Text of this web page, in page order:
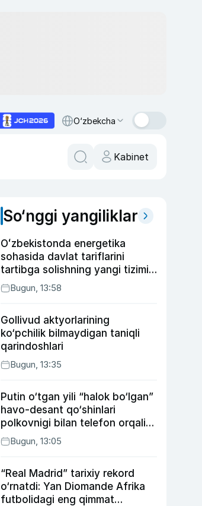
O‘zbekcha
Kabinet
So‘nggi yangiliklar
Oʻzbekistonda energetika
sohasida davlat tariflarini
tartibga solishning yangi tizimi
joriy etildi
Bugun, 13:58
Gollivud aktyorlarining
ko‘pchilik bilmaydigan taniqli
qarindoshlari
Bugun, 13:35
Putin o‘tgan yili “halok bo‘lgan”
havo-desant qo‘shinlari
polkovnigi bilan telefon orqali
suhbatlashdi
Bugun, 13:05
“Real Madrid” tarixiy rekord
o‘rnatdi: Yan Diomande Afrika
futbolidagi eng qimmat